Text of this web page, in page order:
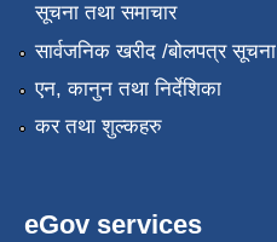
सूचना तथा समाचार
सार्वजनिक खरीद /बोलपत्र सूचना
एन, कानुन तथा निर्देशिका
कर तथा शुल्कहरु
eGov services